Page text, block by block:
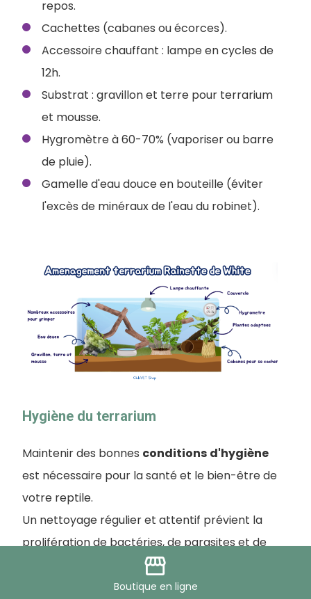
repos.
Cachettes (cabanes ou écorces).
Accessoire chauffant : lampe en cycles de
12h.
Substrat : gravillon et terre pour terrarium
et mousse.
Hygromètre à 60-70% (vaporiser ou barre
de pluie).
Gamelle d'eau douce en bouteille (éviter
l'excès de minéraux de l'eau du robinet).
Hygiène du terrarium
Maintenir des bonnes conditions d'hygiène
est nécessaire pour la santé et le bien-être de
votre reptile.
Un nettoyage régulier et attentif prévient la
prolifération de bactéries, de parasites et de
storefront
Boutique en ligne